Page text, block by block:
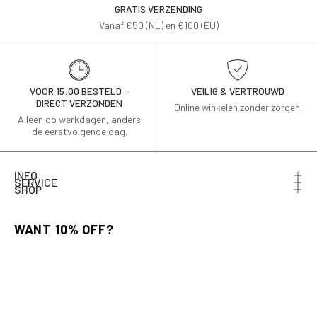
GRATIS VERZENDING
Vanaf €50 (NL) en €100 (EU)
VOOR 15:00 BESTELD =
DIRECT VERZONDEN
Alleen op werkdagen, anders
de eerstvolgende dag.
VEILIG & VERTROUWD
Online winkelen zonder zorgen.
INFO
SERVICE
SHOP